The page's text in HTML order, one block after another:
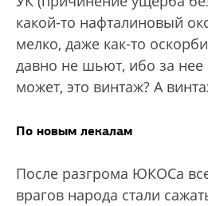
какой-то нафталиновый
мелко, даже как-то
давно не шьют, ибо за нее
может, это винтаж? А
По новым лекалам
После разгрома ЮКОСа
врагов народа стали